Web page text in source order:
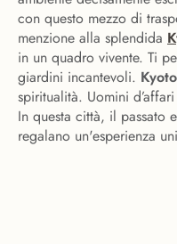
con questo mezzo di
menzione alla splendida
in un quadro vivente. Ti
giardini incantevoli. Kyoto
spiritualità. Uomini
In questa città, il passato
regalano un'esperienza